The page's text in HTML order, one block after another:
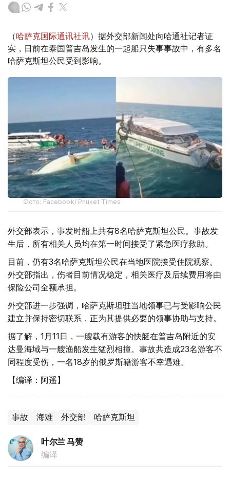
（哈萨克国际通讯社讯）据外交部新闻处向哈通社记者证
实，日前在泰国普吉岛发生的一起船只失事事故中，有多名
哈萨克斯坦公民受到影响。
Фото: Facebook/ Phuket Times
外交部表示，事发时船上共有8名哈萨克斯坦公民。事故发
生后，所有相关人员均在第一时间接受了紧急医疗救助。
目前，仍有3名哈萨克斯坦公民在当地医院接受住院观察。
外交部指出，伤者目前情况稳定，相关医疗及后续费用将由
保险公司全额承担。
外交部进一步强调，哈萨克斯坦驻当地领事已与受影响公民
建立并保持密切联系，正为其提供必要的领事协助与支持。
据了解，1月11日，一艘载有游客的快艇在普吉岛附近的安
达曼海域与一艘渔船发生猛烈相撞。事故共造成23名游客不
同程度受伤，一名18岁的俄罗斯籍游客不幸遇难。
【编译：阿遥】
事故 海难 外交部 哈萨克斯坦
叶尔兰 马赞
编译